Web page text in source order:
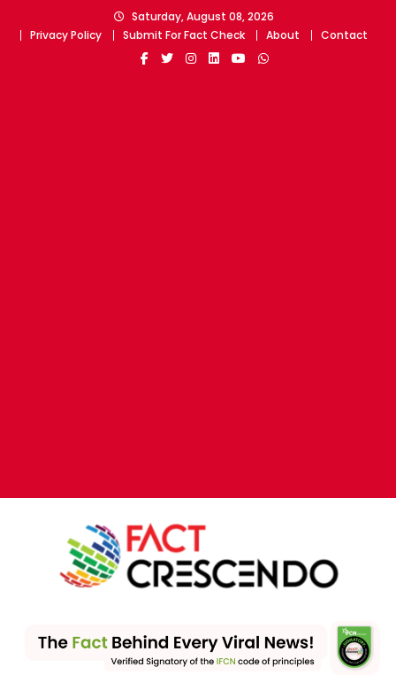
Saturday, August 08, 2026
Privacy Policy
Submit For Fact Check About Contact
leading fact-checking